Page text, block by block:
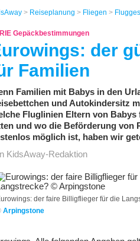
> Reiseplanung > Fliegen >
Gepäckbestimmungen
der
Familien
Familien mit Babys in den
und Autokindersitz
Fluglinien Eltern von
und wo die Beförderung von
möglich ist, haben wir
KidsAway-Redaktion
der faire Billigflieger für die
Arpingstone